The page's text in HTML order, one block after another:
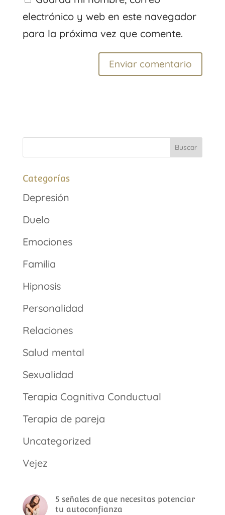
electrónico y web en este navegador
para la próxima vez que comente.
Categorías
Depresión
Duelo
Emociones
Familia
Hipnosis
Personalidad
Relaciones
Salud mental
Sexualidad
Terapia Cognitiva Conductual
Terapia de pareja
Uncategorized
Vejez
5 señales de que necesitas potenciar
tu autoconfianza